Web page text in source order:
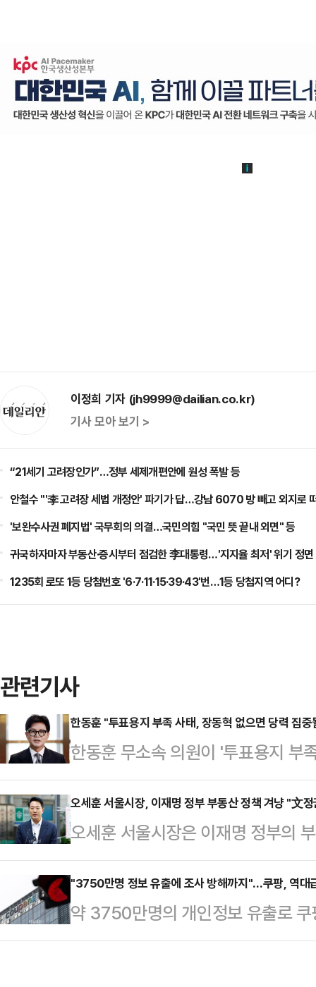
이정희 기자 (jh9999@dailian.co.kr)
기사 모아 보기 >
“21세기 고려장인가”…정부 세제개편안에 원성 폭발 등
안철수 "'李 고려장 세법 개정안' 파기가 답…강남 6070 방 빼고 외지로
'보완수사권 폐지법' 국무회의 의결…국민의힘 "국민 뜻 끝내 외면" 등
귀국하자마자 부동산·증시부터 점검한 李대통령…'지지율 최저' 위기 정
1235회 로또 1등 당첨번호 '6·7·11·15·39·43'번…1등 당첨지역 어디?
관련기사
한동훈 "투표용지 부족 사태, 장동혁 없으면 당력 집
한동훈 무소속 의원이 '투표용지 부
장하며 '당력 집중'을 외치는 장동
력이 더 잘 집중될 수 있다"고 직격
의 직전 기자들과 만나 장 대표를
"결국은 보수는 재건돼야 하는데,
러날 때를 알아야 한다"고 주장했
(투표용지 부족) 문제를 제기하지
음…
오세훈 서울시장, 이재명 정부 부동산 정책 겨냥 "文
오세훈 서울시장은 이재명 정부의
걸쳐 서서히 망가뜨렸던 규제의 실
고 있다"며 "시민들이 '문재인 정권
하는 것 아니겠는가"라고 비판했다
등은 진작에 켜졌다"며 이같이 적
"3750만명 정보 유출에 조사 방해까지"…쿠팡, 역
약 3750만명의 개인정보 유출로
로부터 약 6247억원의 과징금을